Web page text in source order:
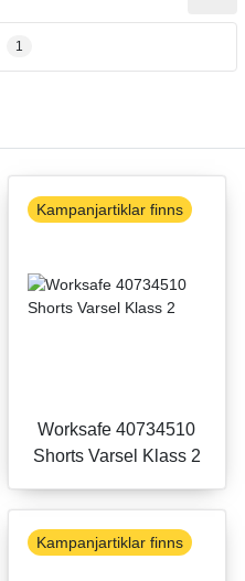
1
Kampanjartiklar finns
Worksafe 40734510
Shorts Varsel Klass 2
Kampanjartiklar finns